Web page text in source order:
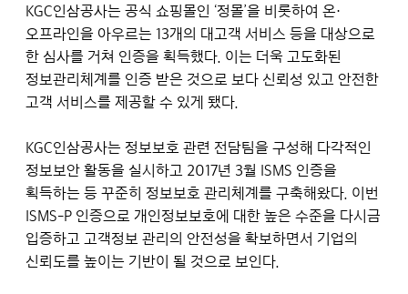
KGC인삼공사는 공식 쇼핑몰인 ‘정몰’을 비롯하여 온·
오프라인을 아우르는 13개의 대고객 서비스 등을 대상으로
한 심사를 거쳐 인증을 획득했다. 이는 더욱 고도화된
정보관리체계를 인증 받은 것으로 보다 신뢰성 있고 안전한
고객 서비스를 제공할 수 있게 됐다.
KGC인삼공사는 정보보호 관련 전담팀을 구성해 다각적인
정보보안 활동을 실시하고 2017년 3월 ISMS 인증을
획득하는 등 꾸준히 정보보호 관리체계를 구축해왔다. 이번
ISMS-P 인증으로 개인정보보호에 대한 높은 수준을 다시금
입증하고 고객정보 관리의 안전성을 확보하면서 기업의
신뢰도를 높이는 기반이 될 것으로 보인다.